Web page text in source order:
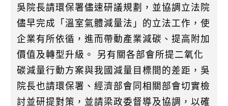
吳院長請環保署儘速研議規劃，並協調立法院
儘早完成「溫室氣體減量法」的立法工作，使
企業有所依循，進而帶動產業減碳、提高附加
價值及轉型升級。 另有關各部會所提二氧化
碳減量行動方案與我國減量目標間的差距，吳
院長也請環保署、經濟部會同相關部會切實檢
討並研提對策，並請梁政委督導及協調，以確